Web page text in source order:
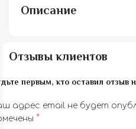
Описание
Отзывы клиентов
первым, кто оставил отзыв
адрес email не будет
*